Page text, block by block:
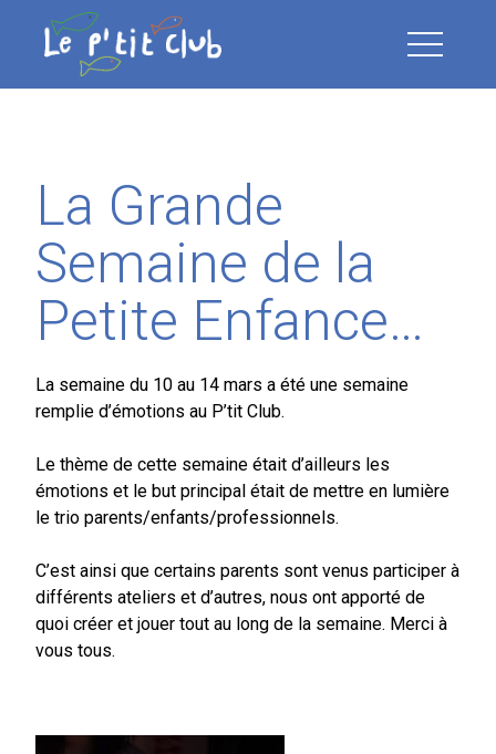
La Grande
Semaine de la
Petite Enfance…
La semaine du 10 au 14 mars a été une semaine
remplie d’émotions au P’tit Club.
Le thème de cette semaine était d’ailleurs les
émotions et le but principal était de mettre en lumière
le trio parents/enfants/professionnels.
C’est ainsi que certains parents sont venus participer à
différents ateliers et d’autres, nous ont apporté de
quoi créer et jouer tout au long de la semaine. Merci à
vous tous.